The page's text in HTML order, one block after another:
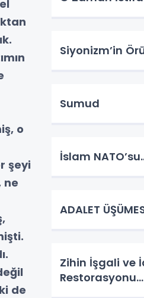
o
şeyi
ne
de
Siyonizm’in
Sumud
İslam
ADALET
Zihin İşgali ve
Restorasyonu…